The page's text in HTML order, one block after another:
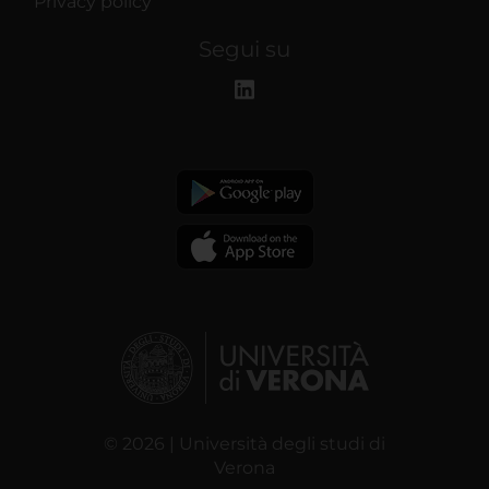
Segui su
© 2026 | Università degli studi di
Verona